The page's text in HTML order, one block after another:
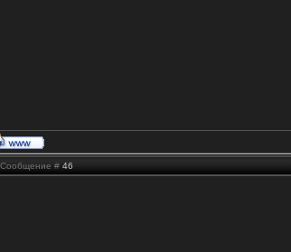
Сообщение # 46